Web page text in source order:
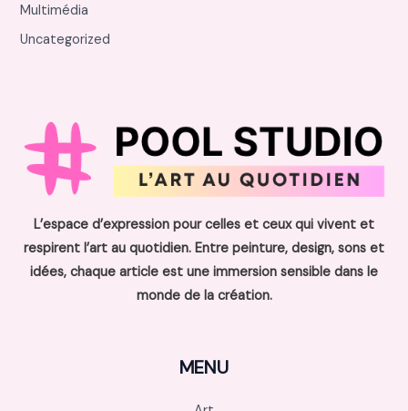
Multimédia
Uncategorized
L’espace d’expression pour celles et ceux qui vivent et
respirent l’art au quotidien. Entre peinture, design, sons et
idées, chaque article est une immersion sensible dans le
monde de la création.
MENU